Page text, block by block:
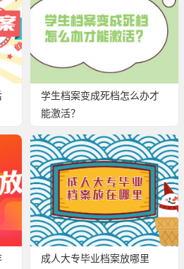
学生档案变成死档怎么办才
能激活？
成人大专毕业档案放哪里